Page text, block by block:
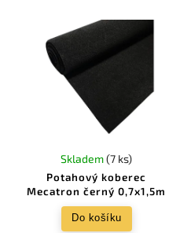
Potahový koberec
Mecatron černý 0,7x1,5m
Skladem(7 ks)
Do košíku